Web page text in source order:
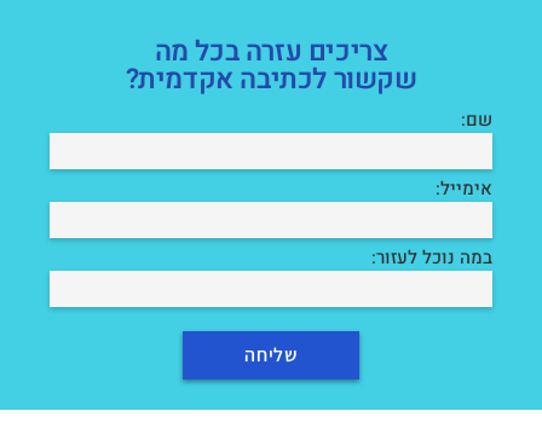
צריכים עזרה בכל מה
שקשור לכתיבה אקדמית?
שם:
אימייל:
במה נוכל לעזור: